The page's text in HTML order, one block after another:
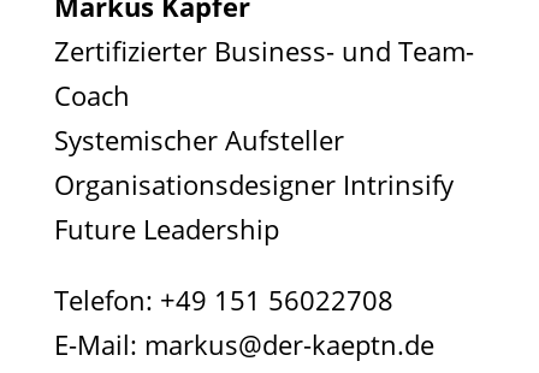
Zertifizierter Business- und Team-
Coach
Systemischer Aufsteller
Organisationsdesigner Intrinsify
Future Leadership
Telefon: +49 151 56022708
E-Mail: markus@der-kaeptn.de